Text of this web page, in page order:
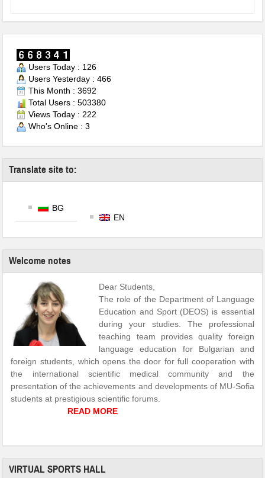
Users Today : 126
Users Yesterday : 466
This Month : 3692
Total Users : 503380
Views Today : 222
Who's Online : 3
Translate site to:
BG
EN
Welcome notes
Dear Students,
The role of the Department of Language
Education and Sport (DEOS) is essential
during your studies. The professional
teaching team provides quality foreign
language education for Bulgarian and
foreign students, which opens the door for full cooperation with
the international scientific medical community and the
presentation of the achievements and developments of MU-Sofia
students at prestigious scientific forums.
READ MORE
VIRTUAL SPORTS HALL